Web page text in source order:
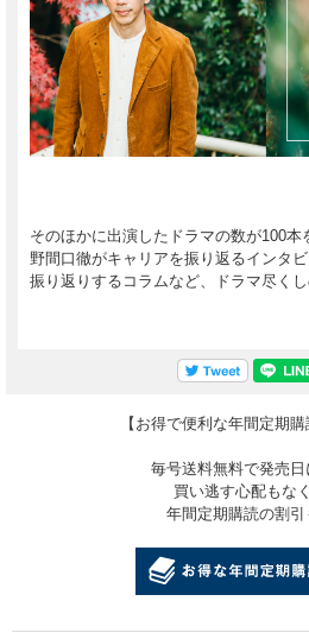
そのほかに出演したドラマの数が100本
野間口徹がキャリアを振り返るインタ
振り返りするコラムなど、ドラマ尽くし
【お得で便利な年間定期購
毎号送料無料で発売日
買い逃す心配もな
年間定期購読の割引